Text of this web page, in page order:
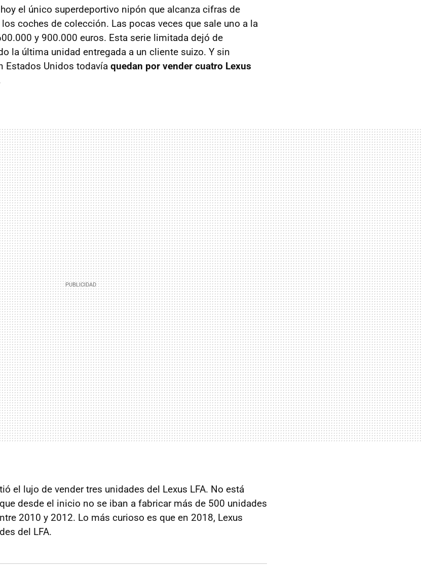
el único superdeportivo nipón que alcanza cifras de
coches de colección. Las pocas veces que sale uno a la
y 900.000 euros. Esta serie limitada dejó de
la última unidad entregada a un cliente suizo. Y sin
Estados Unidos todavía quedan por vender cuatro Lexus
el lujo de vender tres unidades del Lexus LFA. No está
desde el inicio no se iban a fabricar más de 500 unidades
2010 y 2012. Lo más curioso es que en 2018, Lexus
del LFA.